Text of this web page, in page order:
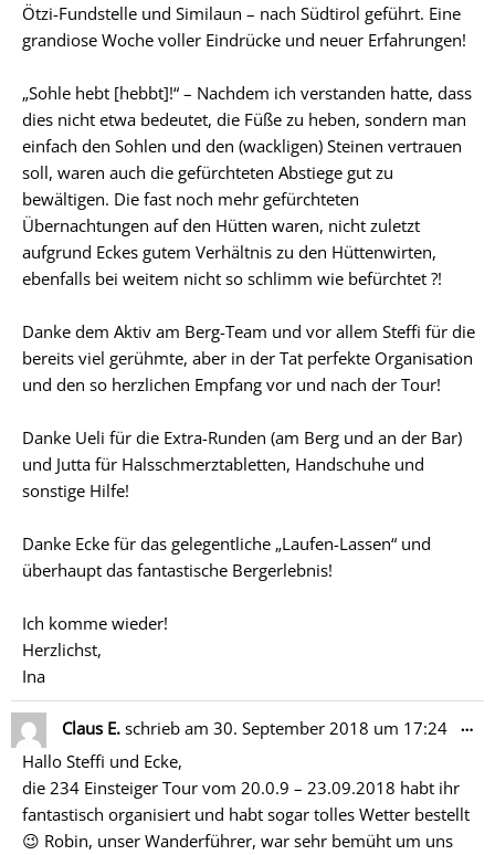
Ötzi-Fundstelle und Similaun – nach Südtirol geführt. Eine
grandiose Woche voller Eindrücke und neuer Erfahrungen!
„Sohle hebt [hebbt]!“ – Nachdem ich verstanden hatte, dass
dies nicht etwa bedeutet, die Füße zu heben, sondern man
einfach den Sohlen und den (wackligen) Steinen vertrauen
soll, waren auch die gefürchteten Abstiege gut zu
bewältigen. Die fast noch mehr gefürchteten
Übernachtungen auf den Hütten waren, nicht zuletzt
aufgrund Eckes gutem Verhältnis zu den Hüttenwirten,
ebenfalls bei weitem nicht so schlimm wie befürchtet ?!
Danke dem Aktiv am Berg-Team und vor allem Steffi für die
bereits viel gerühmte, aber in der Tat perfekte Organisation
und den so herzlichen Empfang vor und nach der Tour!
Danke Ueli für die Extra-Runden (am Berg und an der Bar)
und Jutta für Halsschmerztabletten, Handschuhe und
sonstige Hilfe!
Danke Ecke für das gelegentliche „Laufen-Lassen“ und
überhaupt das fantastische Bergerlebnis!
Ich komme wieder!
Herzlichst,
Ina
Claus E. schrieb am 30. September 2018 um 17:24
Hallo Steffi und Ecke,
die 234 Einsteiger Tour vom 20.0.9 – 23.09.2018 habt ihr
fantastisch organisiert und habt sogar tolles Wetter bestellt
😉 Robin, unser Wanderführer, war sehr bemüht um uns
…